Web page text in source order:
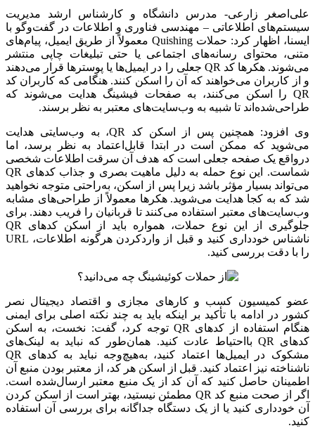
علی‌اصغر زارعی- مدرس دانشگاه و کارشناس ارشد مدیریت
سیستم‌های اطلاعاتی – مهندسی فناوری و اطلاعات در گفت‌وگو با
ایسنا، اظهار کرد: حملات Quishing معمولاً از طریق ایمیل، پیام‌های
متنی، محتوای رسانه‌های اجتماعی یا حتی تبلیغات چاپی منتشر
می‌شوند. هکرها کد QR جعلی را در ایمیل‌ها یا پوسترها قرار می‌دهند
و از کاربران می‌خواهند که آن را اسکن کنند. هنگامی‌ که کاربران کد
QR را اسکن می‌کنند، به صفحات فیشینگ هدایت می‌شوند که
طراحی‌شده‌اند تا شبیه به وب‌سایت‌های معتبر به نظر برسند.
وی افزود: همچنین پس از اسکن کد QR، به وب‌سایتی هدایت
می‌شوید که ممکن است در ابتدا قابل‌اعتماد به نظر برسد، اما
درواقع یک صفحه جعلی است که هدف آن سرقت اطلاعات شخصی
شماست. این نوع حمله به دلیل ماهیت بصری و جذاب کدهای QR
می‌تواند بسیار مؤثر باشد زیرا پس از اسکن، به‌راحتی متوجه نخواهید
شد که به کجا هدایت می‌شوید. هکرها معمولاً از طراحی‌های مشابه
وب‌سایت‌های معتبر استفاده می‌کنند تا قربانیان را فریب دهند. برای
جلوگیری از این نوع حملات، همواره باید از اسکن کدهای QR
ناشناس خودداری کنید و قبل از واردکردن هرگونه اطلاعات، URL
را با دقت بررسی کنید.
عضو کمیسیون کسب و کارهای مجازی و اقتصاد دیجیتال نصر
کشور در ادامه با تأکید بر اینکه باید به چند نکته اصلی برای ایمنی
هنگام استفاده از کدهای QR توجه کرد، گفت: نخست، به اسکن
کدهای QR بااحتیاط عادت کنید. همان‌طور که نباید به لینک‌های
مشکوک در ایمیل‌ها اعتماد کنید، به‌هیچ‌وجه نباید به کدهای QR
ناشناخته نیز اعتماد کنید. قبل از اسکن هر کد، از معتبر بودن منبع آن
اطمینان حاصل کنید که آن کد از یک منبع معتبر ارسال‌شده است.
اگر از صحت منبع کد QR مطمئن نیستید، بهتر است از اسکن کردن
آن خودداری کنید یا از یک دستگاه جداگانه برای بررسی آن استفاده
کنید.